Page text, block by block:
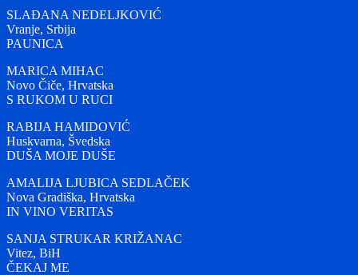
SLAĐANA NEDELJKOVIĆ
Vranje, Srbija
PAUNICA
MARICA MIHAC
Novo Čiče, Hrvatska
S RUKOM U RUCI
RABIJA HAMIDOVIĆ
Huskvarna, Švedska
DUŠA MOJE DUŠE
AMALIJA LJUBICA SEDLAČEK
Nova Gradiška, Hrvatska
IN VINO VERITAS
SANJA STRUKAR KRIŽANAC
Vitez, BiH
ČEKAJ ME